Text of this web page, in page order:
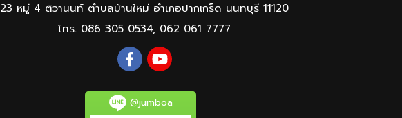
23 หมู่ 4 ติวานนท์ ตำบลบ้านใหม่ อำเภอปากเกร็ด นนทบุรี 11120
โทร. 086 305 0534, 062 061 7777
@jumboa